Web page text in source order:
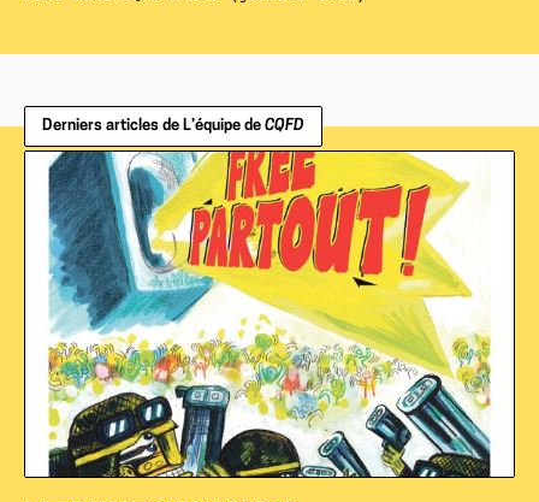
Derniers articles de L’équipe de CQFD